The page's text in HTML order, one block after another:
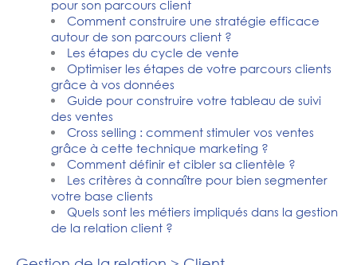
pour son parcours client
Comment construire une stratégie efficace
autour de son parcours client ?
Les étapes du cycle de vente
Optimiser les étapes de votre parcours clients
grâce à vos données
Guide pour construire votre tableau de suivi
des ventes
Cross selling : comment stimuler vos ventes
grâce à cette technique marketing ?
Comment définir et cibler sa clientèle ?
Les critères à connaître pour bien segmenter
votre base clients
Quels sont les métiers impliqués dans la gestion
de la relation client ?